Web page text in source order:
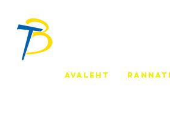
AVALEHT